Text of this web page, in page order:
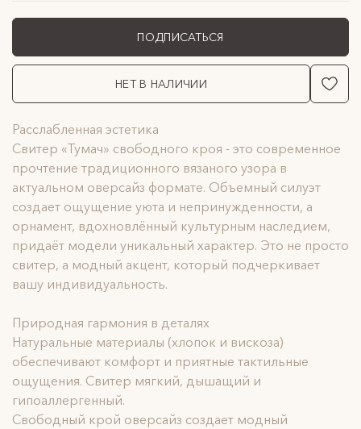
ПОДПИСАТЬСЯ
НЕТ В НАЛИЧИИ
Расслабленная эстетика
Свитер «Тумач» свободного кроя - это современное
прочтение традиционного вязаного узора в
актуальном оверсайз формате. Объемный силуэт
создает ощущение уюта и непринужденности, а
орнамент, вдохновлённый культурным наследием,
придаёт модели уникальный характер. Это не просто
свитер, а модный акцент, который подчеркивает
вашу индивидуальность.
Природная гармония в деталях
Натуральные материалы (хлопок и вискоза)
обеспечивают комфорт и приятные тактильные
ощущения. Свитер мягкий, дышащий и
гипоаллергенный.
Свободный крой оверсайз создает модный